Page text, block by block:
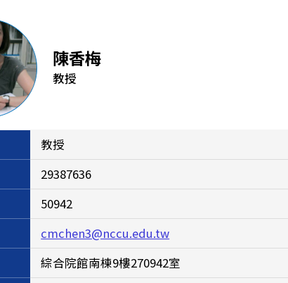
陳香梅
教授
教授
29387636
50942
cmchen3@nccu.edu.tw
綜合院館南棟9樓270942室